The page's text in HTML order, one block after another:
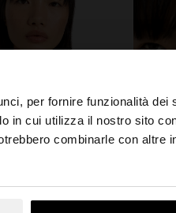
per fornire funzionalità dei
in cui utilizza il nostro sito
combinarle con altre
sul nostro sito United
No, resta in Svizzera Sì,